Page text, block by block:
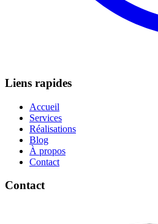
Liens rapides
Accueil
Services
Réalisations
Blog
À propos
Contact
Contact